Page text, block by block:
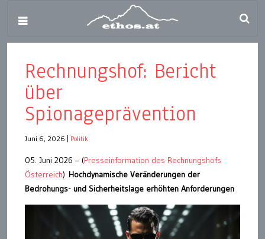
Rechnungshof: Bericht
über
Spionageprävention
Juni 6, 2026 Politik
05. Juni 2026 – (Presseinformation des Rechnungshofs
Österreich) Hochdynamische Veränderungen der
Bedrohungs- und Sicherheitslage erhöhten Anforderungen